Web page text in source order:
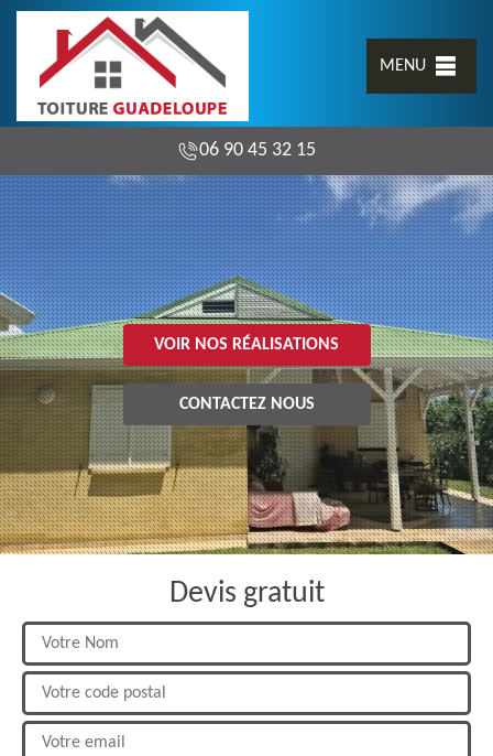
MENU
06 90 45 32 15
VOIR NOS RÉALISATIONS
CONTACTEZ NOUS
Devis gratuit